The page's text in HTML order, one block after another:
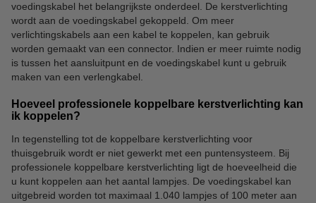
voedingskabel het belangrijkste onderdeel. De kerstverlichting
wordt aan de voedingskabel gekoppeld. Om meer
verlichtingskabels aan een kabel te koppelen, kan gebruik
worden gemaakt van een connector. Indien er meer ruimte nodig
is tussen het aansluitpunt en de voedingskabel kunt u gebruik
maken van een verlengkabel.
Hoeveel professionele koppelbare kerstverlichting kan
ik koppelen?
In tegenstelling tot de koppelbare kerstverlichting voor
thuisgebruik wordt er niet gewerkt met een puntensysteem. Bij
professionele koppelbare kerstverlichting ligt de hoeveelheid die
u kunt koppelen aan het aantal lampjes. De voedingskabel kan
uitgebreid worden tot maximaal 1.040 lampjes of 100 meter aan